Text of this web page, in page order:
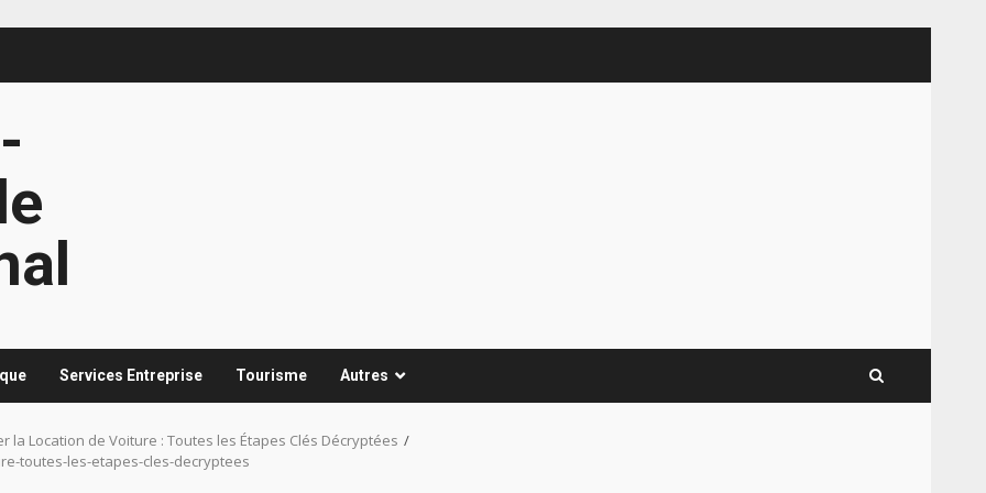
Services Entreprise Tourisme Autres
la Location de Voiture : Toutes les Étapes Clés Décryptées
toutes-les-etapes-cles-decryptees